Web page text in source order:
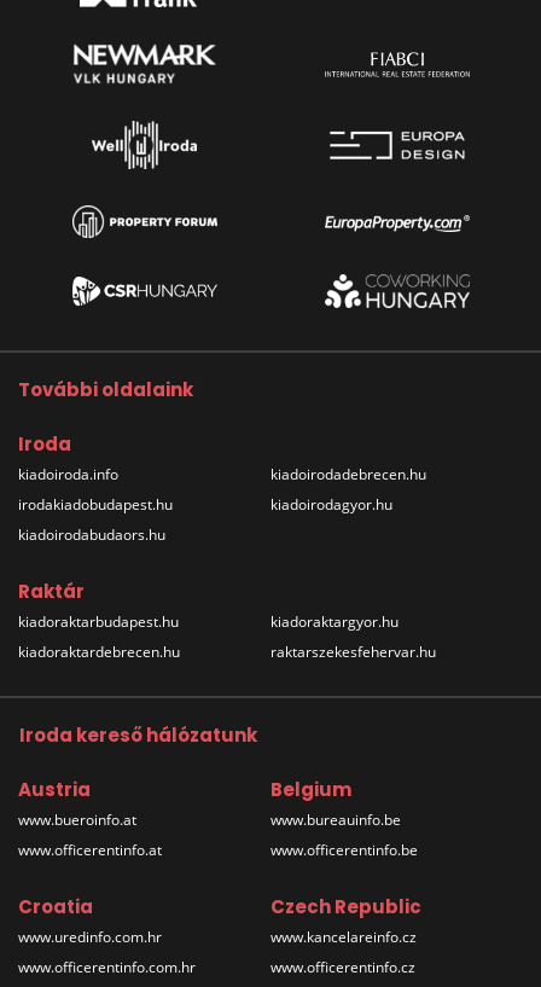
További oldalaink
Iroda
kiadoiroda.info
irodakiadobudapest.hu
kiadoirodabudaors.hu
kiadoirodadebrecen.hu
kiadoirodagyor.hu
Raktár
kiadoraktarbudapest.hu
kiadoraktardebrecen.hu
kiadoraktargyor.hu
raktarszekesfehervar.hu
Iroda kereső hálózatunk
Austria
www.bueroinfo.at
www.officerentinfo.at
Belgium
www.bureauinfo.be
www.officerentinfo.be
Croatia
www.uredinfo.com.hr
www.officerentinfo.com.hr
Czech Republic
www.kancelareinfo.cz
www.officerentinfo.cz